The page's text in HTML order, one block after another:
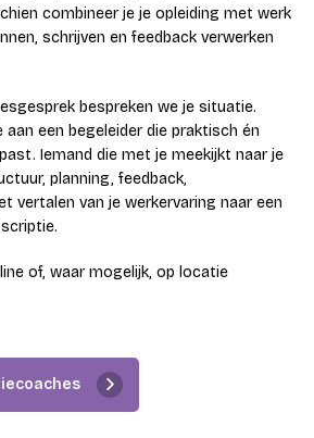
combineer je je opleiding met werk
schrijven en feedback verwerken
bespreken we je situatie.
aan een begeleider die praktisch én
Iemand die met je meekijkt naar je
planning, feedback,
vertalen van je werkervaring naar een
of, waar mogelijk, op locatie